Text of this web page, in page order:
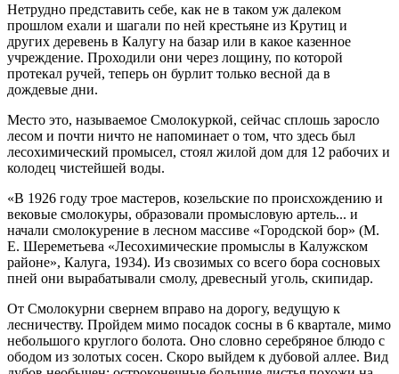
Нетрудно представить себе, как не в таком уж далеком
прошлом ехали и шагали по ней крестьяне из Крутиц и
других деревень в Калугу на базар или в какое казенное
учреждение. Проходили они через лощину, по которой
протекал ручей, теперь он бурлит только весной да в
дождевые дни.
Место это, называемое Смолокуркой, сейчас сплошь заросло
лесом и почти ничто не напоминает о том, что здесь был
лесохимический промысел, стоял жилой дом для 12 рабочих и
колодец чистейшей воды.
«В 1926 году трое мастеров, козельские по происхождению и
вековые смолокуры, образовали промысловую артель... и
начали смолокурение в лесном массиве «Городской бор» (М.
Е. Шереметьева «Лесохимические промыслы в Калужском
районе», Калуга, 1934). Из свозимых со всего бора сосновых
пней они вырабатывали смолу, древесный уголь, скипидар.
От Смолокурни свернем вправо на дорогу, ведущую к
лесничеству. Пройдем мимо посадок сосны в 6 квартале, мимо
небольшого круглого болота. Оно словно серебряное блюдо с
ободом из золотых сосен. Скоро выйдем к дубовой аллее. Вид